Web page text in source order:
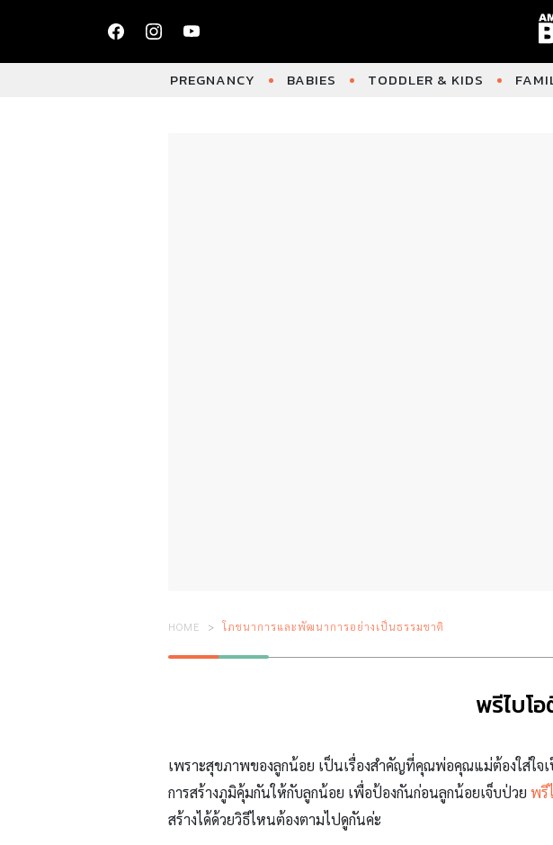
PREGNANCY BABIES TODDLER & KIDS
HOME โภชนาการและพัฒนาการอย่างเป็นธรรมชาติ
พรีไบโ
เพราะสุขภาพของลูกน้อย เป็นเรื่องสำคัญที่คุณพ่อคุณแม่ต้องใส่ใ
การสร้างภูมิคุ้มกันให้กับลูกน้อย เพื่อป้องกันก่อนลูกน้อยเจ็บป่วย พรี
สร้างได้ด้วยวิธีไหนต้องตามไปดูกันค่ะ